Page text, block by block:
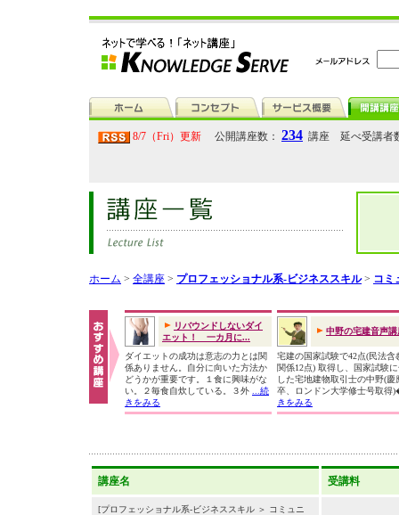
8/7（Fri）更新 公開講座数： 234 講座 延べ受講者
ホーム > 全講座 > プロフェッショナル系-ビジネススキル> コミ
リバウンドしないダイ
エット！ 一カ月に...
ダイエットの成功は意志の力とは関
係ありません。自分に向いた方法か
どうかが重要です。１食に興味がな
い。２毎食自炊している。３外
...続
きをみる
中野の宅建音声講
宅建の国家試験で42点(民法含
関係12点) 取得し、国家試験
した宅地建物取引士の中野(慶
卒、ロンドン大学修士号取
きをみる
講座名 受講料
[プロフェッショナル系-ビジネススキル ＞ コミュニ